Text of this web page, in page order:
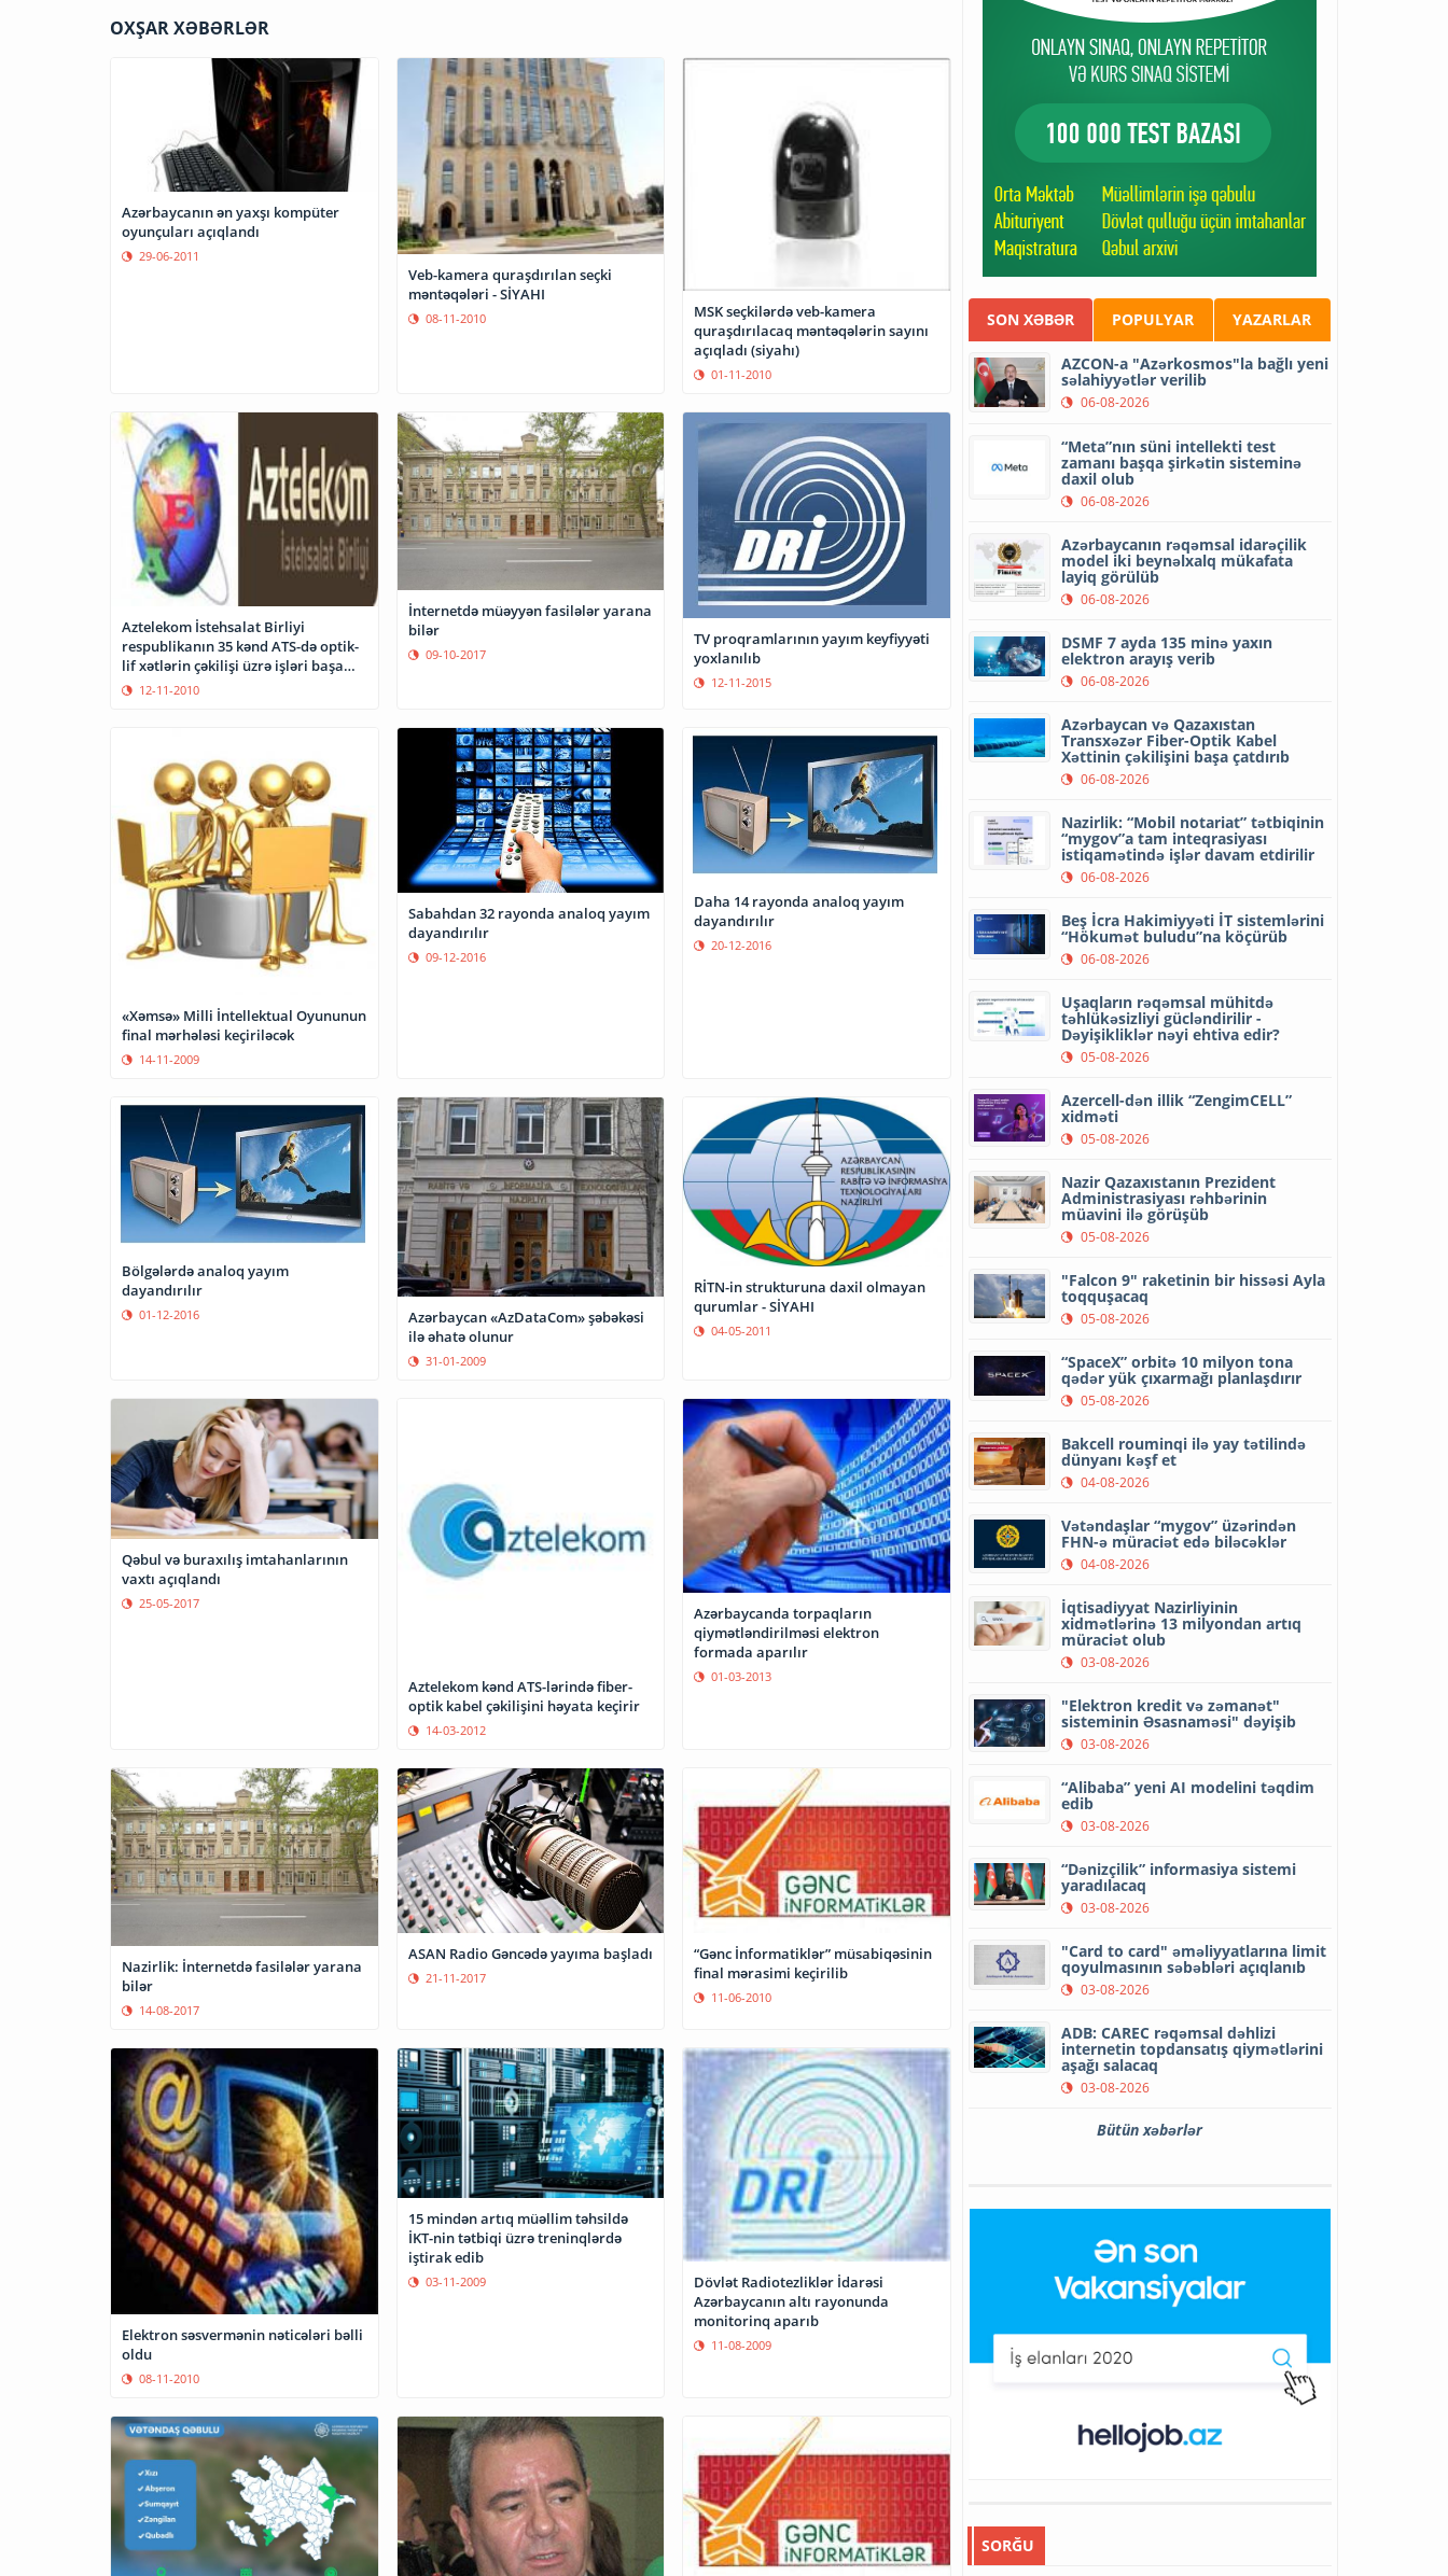
OXŞAR XƏBƏRLƏR
Azərbaycanın ən yaxşı kompüter
oyunçuları açıqlandı
29-06-2011
Veb-kamera quraşdırılan seçki
məntəqələri - SİYAHI
08-11-2010
MSK seçkilərdə veb-kamera
quraşdırılacaq məntəqələrin sayını
açıqladı (siyahı)
01-11-2010
Aztelekom İstehsalat Birliyi
respublikanın 35 kənd ATS-də optik-
lif xətlərin çəkilişi üzrə işləri başa
çatdırıb.
12-11-2010
İnternetdə müəyyən fasilələr yarana
bilər
09-10-2017
TV proqramlarının yayım keyfiyyəti
yoxlanılıb
12-11-2015
«Xəmsə» Milli İntellektual Oyununun
final mərhələsi keçiriləcək
14-11-2009
Sabahdan 32 rayonda analoq yayım
dayandırılır
09-12-2016
Daha 14 rayonda analoq yayım
dayandırılır
20-12-2016
Bölgələrdə analoq yayım
dayandırılır
01-12-2016
Azərbaycan «AzDataCom» şəbəkəsi
ilə əhatə olunur
31-01-2009
RİTN-in strukturuna daxil olmayan
qurumlar - SİYAHI
04-05-2011
Qəbul və buraxılış imtahanlarının
vaxtı açıqlandı
25-05-2017
Aztelekom kənd ATS-lərində fiber-
optik kabel çəkilişini həyata keçirir
14-03-2012
Azərbaycanda torpaqların
qiymətləndirilməsi elektron
formada aparılır
01-03-2013
Nazirlik: İnternetdə fasilələr yarana
bilər
14-08-2017
ASAN Radio Gəncədə yayıma başladı
21-11-2017
“Gənc İnformatiklər” müsabiqəsinin
final mərasimi keçirilib
11-06-2010
Elektron səsvermənin nəticələri bəlli
oldu
08-11-2010
15 mindən artıq müəllim təhsildə
İKT-nin tətbiqi üzrə treninqlərdə
iştirak edib
03-11-2009
Dövlət Radiotezliklər İdarəsi
Azərbaycanın altı rayonunda
monitorinq aparıb
11-08-2009
SON XƏBƏR POPULYAR YAZARLAR
AZCON-a "Azərkosmos"la bağlı yeni
səlahiyyətlər verilib
06-08-2026
“Meta”nın süni intellekti test
zamanı başqa şirkətin sisteminə
daxil olub
06-08-2026
Azərbaycanın rəqəmsal idarəçilik
model iki beynəlxalq mükafata
layiq görülüb
06-08-2026
DSMF 7 ayda 135 minə yaxın
elektron arayış verib
06-08-2026
Azərbaycan və Qazaxıstan
Transxəzər Fiber-Optik Kabel
Xəttinin çəkilişini başa çatdırıb
06-08-2026
Nazirlik: “Mobil notariat” tətbiqinin
“mygov”a tam inteqrasiyası
istiqamətində işlər davam etdirilir
06-08-2026
Beş İcra Hakimiyyəti İT sistemlərini
“Hökumət buludu”na köçürüb
06-08-2026
Uşaqların rəqəmsal mühitdə
təhlükəsizliyi gücləndirilir -
Dəyişikliklər nəyi ehtiva edir?
05-08-2026
Azercell-dən illik “ZengimCELL”
xidməti
05-08-2026
Nazir Qazaxıstanın Prezident
Administrasiyası rəhbərinin
müavini ilə görüşüb
05-08-2026
"Falcon 9" raketinin bir hissəsi Ayla
toqquşacaq
05-08-2026
“SpaceX” orbitə 10 milyon tona
qədər yük çıxarmağı planlaşdırır
05-08-2026
Bakcell rouminqi ilə yay tətilində
dünyanı kəşf et
04-08-2026
Vətəndaşlar “mygov” üzərindən
FHN-ə müraciət edə biləcəklər
04-08-2026
İqtisadiyyat Nazirliyinin
xidmətlərinə 13 milyondan artıq
müraciət olub
03-08-2026
"Elektron kredit və zəmanət"
sisteminin Əsasnaməsi" dəyişib
03-08-2026
“Alibaba” yeni AI modelini təqdim
edib
03-08-2026
“Dənizçilik” informasiya sistemi
yaradılacaq
03-08-2026
"Card to card" əməliyyatlarına limit
qoyulmasının səbəbləri açıqlanıb
03-08-2026
ADB: CAREC rəqəmsal dəhlizi
internetin topdansatış qiymətlərini
aşağı salacaq
03-08-2026
Bütün xəbərlər
SORĞU